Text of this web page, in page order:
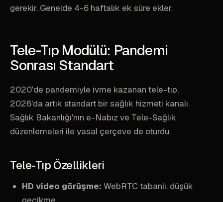
gerekir. Genelde 4-6 haftalık ek süre ekler.
Tele-Tıp Modülü: Pandemi
Sonrası Standart
2020'de pandemiyle ivme kazanan tele-tıp,
2026'da artık standart bir sağlık hizmeti kanalı.
Sağlık Bakanlığı'nın e-Nabız ve Tele-Sağlık
düzenlemeleri ile yasal çerçeve de oturdu.
Tele-Tıp Özellikleri
HD video görüşme: WebRTC tabanlı, düşük